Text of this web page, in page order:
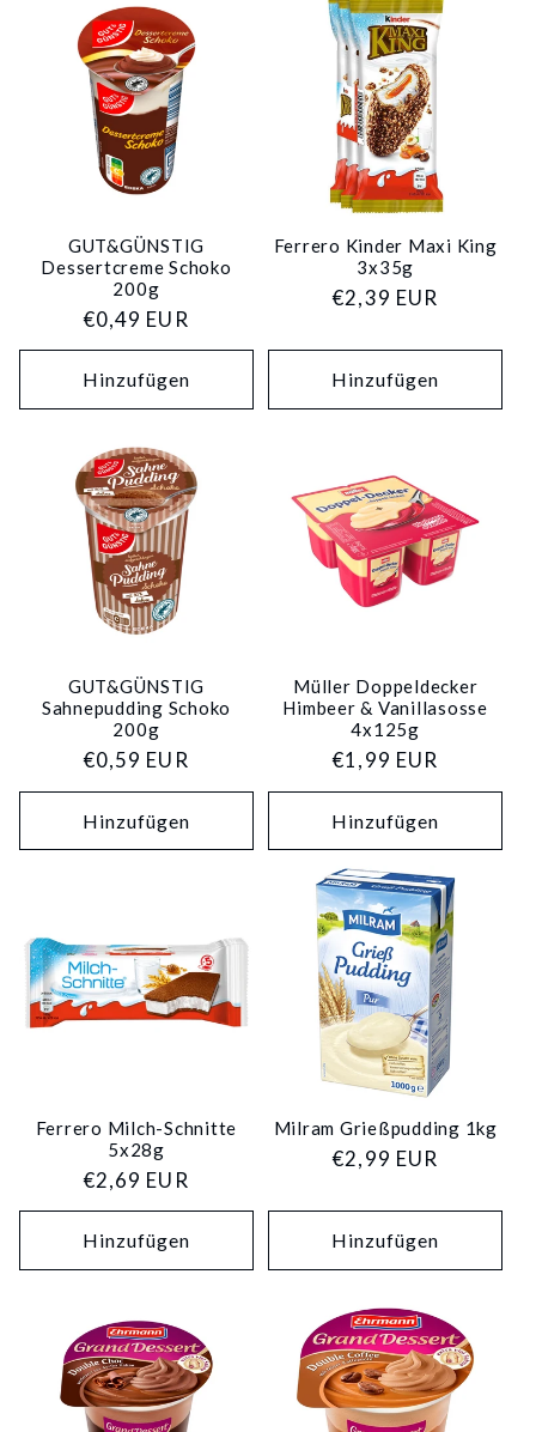
GUT&GÜNSTIG
Dessertcreme Schoko
200g
Normaler
Preis
€0,49 EUR
Hinzufügen
Ferrero Kinder Maxi King
3x35g
Normaler
€2,39 EUR
Hinzufügen
GUT&GÜNSTIG
Sahnepudding Schoko
200g
Normaler
Preis
€0,59 EUR
Hinzufügen
Müller Doppeldecker
Himbeer & Vanillasosse
4x125g
Normaler
Preis
€1,99 EUR
Hinzufügen
Ferrero Milch-Schnitte
5x28g
Normaler
Preis
€2,69 EUR
Hinzufügen
Milram Grießpudding 1kg
Normaler
€2,99 EUR
Hinzufügen